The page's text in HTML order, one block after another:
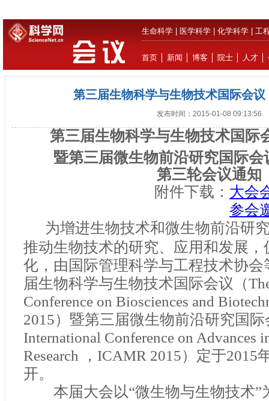
生命科学 医学科学 化学科学 工
首页 新闻 博客 院士 人才
第三届生物科学与生物技术国际会
发布时间：2015-01-08 09:13:56
第三届生物科学与生物技术国际
暨第三届微生物前沿研究国际会
第三轮会议通知
附件下载： 大会
参会
为增进生物技术和微生物前沿研
推动生物技术的研究、应用和发展
化，由国际管理科学与工程技术协
届生物科学与生物技术国际会议（
Conference on Biosciences and
2015）暨第三届微生物前沿研究国际
International Conference on Advances
Research
， ICAMR 2015）定于2015
开。
本届大会以“微生物与生物技术”